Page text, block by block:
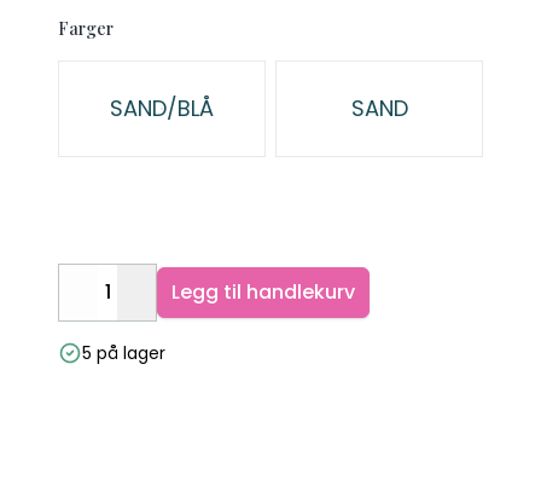
Farger
Velg en Farger
SAND/BLÅ SAND
DecreaseIncrease
Legg til handlekurv
5 på lager